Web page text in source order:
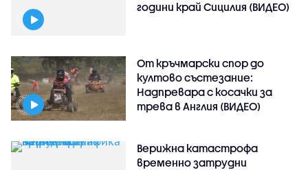
години край Сицилия (ВИДЕО)
От кръчмарски спор до
култово състезание:
Надпревара с косачки за
трева в Англия (ВИДЕО)
Верижна катастрофа
временно затрудни